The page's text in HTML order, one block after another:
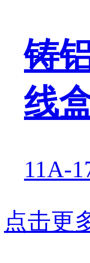
铸
线
11A-
点击更